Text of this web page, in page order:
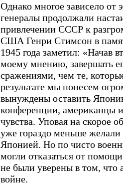
Однако многое зависело от
генералы продолжали
привлечении СССР к
США Генри Стимсон в
1945 года заметил: «Начав
моему мнению, завершать
сражениями, чем те,
результате мы понесем
вынуждены оставить
конференции, американцы
чувства. Уповая на скорое
уже гораздо меньше
Японией. Но по чисто
могли отказаться от
не были уверены в том, что
войне.